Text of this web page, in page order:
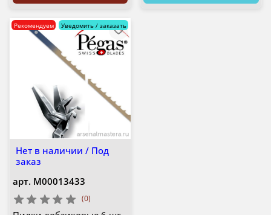
Нет в наличии / Под
заказ
Рекомендуем Уведомить / заказать
арт. М00013433
(0)